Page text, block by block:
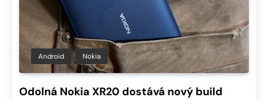
Android Nokia
Odolná Nokia XR20 dostává nový build